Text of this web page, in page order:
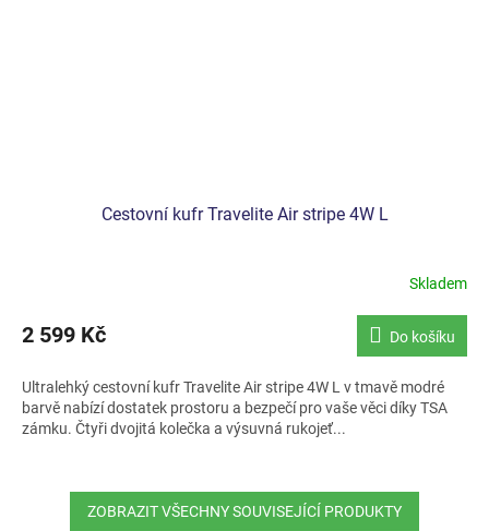
Cestovní kufr Travelite Air stripe 4W L
Skladem
2 599 Kč Do košíku
Ultralehký cestovní kufr Travelite Air stripe 4W L v tmavě modré
barvě nabízí dostatek prostoru a bezpečí pro vaše věci díky TSA
zámku. Čtyři dvojitá kolečka a výsuvná rukojeť...
ZOBRAZIT VŠECHNY SOUVISEJÍCÍ PRODUKTY